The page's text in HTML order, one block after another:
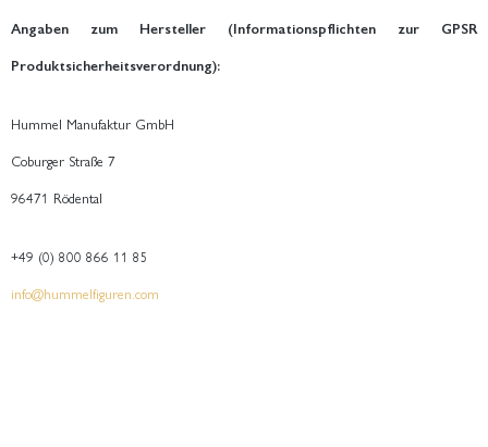
Angaben zum Hersteller (Informationspflichten zur GPSR
Produktsicherheitsverordnung):
Hummel Manufaktur GmbH
Coburger Straße 7
96471 Rödental
+49 (0) 800 866 11 85
info@hummelfiguren.com